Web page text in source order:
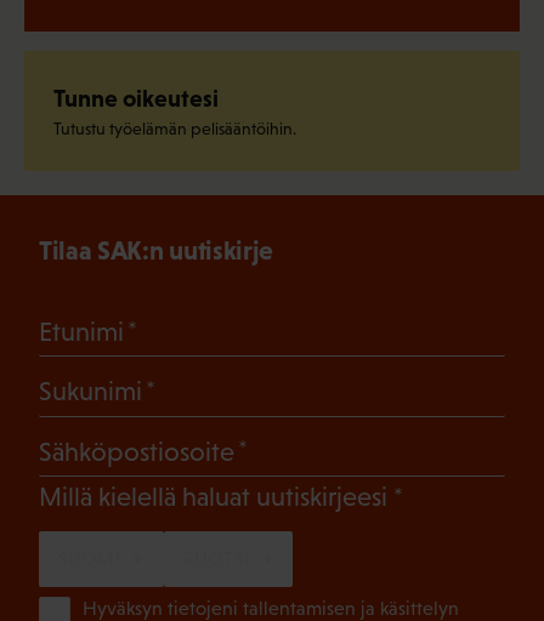
Tunne oikeutesi
Tutustu työelämän pelisääntöihin.
Tilaa SAK:n uutiskirje
Etunimi
Sukunimi
Sähköpostiosoite
Millä kielellä haluat uutiskirjeesi (Pakollinen)
Hyväksyn tietojeni tallentamisen ja käsittelyn